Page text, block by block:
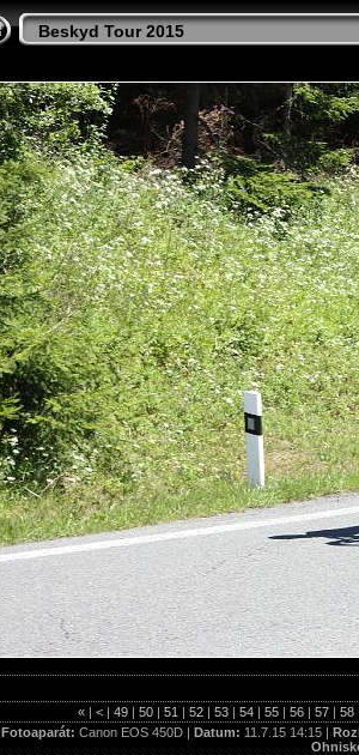
Beskyd Tour 2015
« | < | 49 | 50 | 51 | 52 | 53 | 54 | 55 | 56 | 57 | 58
Fotoaparát: Canon EOS 450D | Datum: 11.7.15 14:15 |